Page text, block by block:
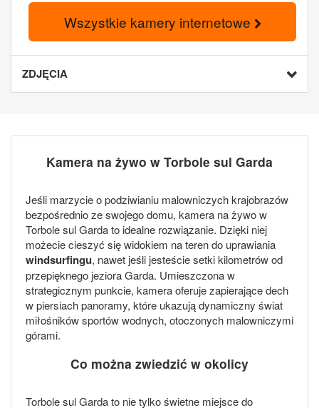
Wszystkie kamery internetowe
ZDJĘCIA
Kamera na żywo w Torbole sul Garda
Jeśli marzycie o podziwianiu malowniczych krajobrazów
bezpośrednio ze swojego domu, kamera na żywo w
Torbole sul Garda to idealne rozwiązanie. Dzięki niej
możecie cieszyć się widokiem na teren do uprawiania
windsurfingu, nawet jeśli jesteście setki kilometrów od
przepięknego jeziora Garda. Umieszczona w
strategicznym punkcie, kamera oferuje zapierające dech
w piersiach panoramy, które ukazują dynamiczny świat
miłośników sportów wodnych, otoczonych malowniczymi
górami.
Co można zwiedzić w okolicy
Torbole sul Garda to nie tylko świetne miejsce do